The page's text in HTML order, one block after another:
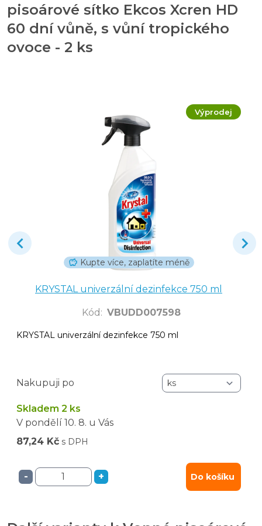
pisoárové sítko Ekcos Xcren HD
60 dní vůně, s vůní tropického
ovoce - 2 ks
Výprodej
Kupte více, zaplatíte méně
KRYSTAL univerzální dezinfekce 750 ml
Kód : VBUDD007598
KRYSTAL univerzální dezinfekce 750 ml
Nakupuji po
Skladem 2 ks
V pondělí 10. 8. u Vás
87,24 Kč s DPH
- + Do košíku